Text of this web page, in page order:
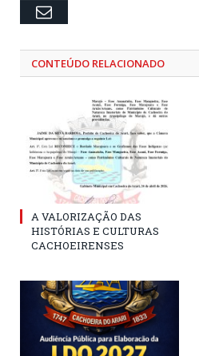
Email
CONTEÚDO RELACIONADO
A VALORIZAÇÃO DAS
HISTÓRIAS E CULTURAS
CACHOEIRENSES